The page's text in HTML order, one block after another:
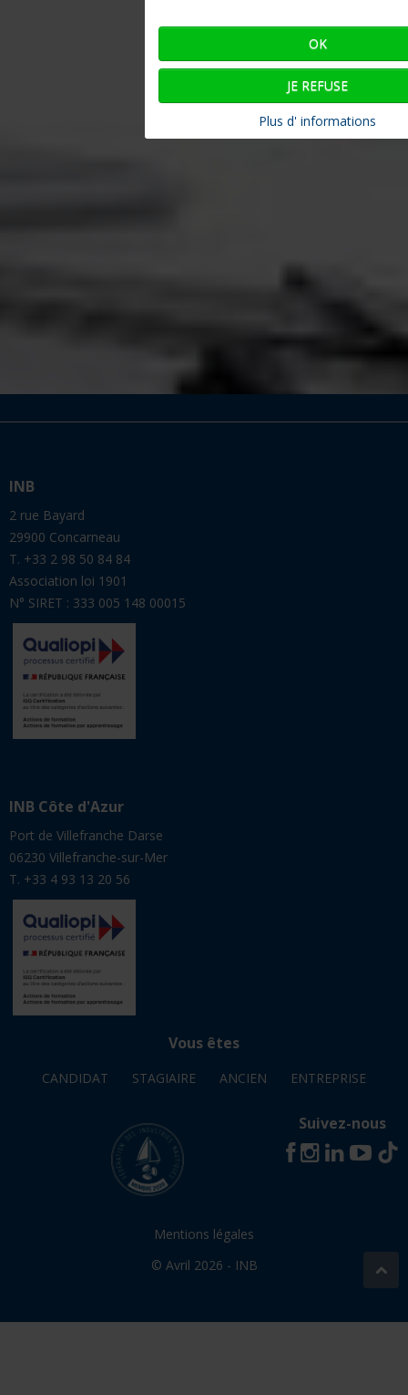
INB
2 rue Bayard
29900 Concarneau
T. +33 2 98 50 84 84
Association loi 1901
N° SIRET : 333 005 148 00015
INB Côte d'Azur
Port de Villefranche Darse
06230 Villefranche-sur-Mer
T. +33 4 93 13 20 56
Vous êtes
CANDIDAT STAGIAIRE ANCIEN ENTREPRISE
Suivez-nous
Mentions légales
© Avril 2026 - INB
OK
JE REFUSE
Plus d' informations